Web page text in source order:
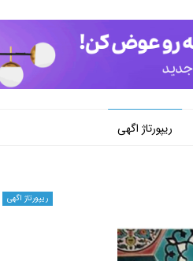
ریپورتاژ اگهی
ریپورتاژ اگهی